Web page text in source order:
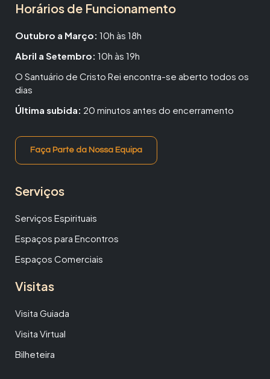
Horários de Funcionamento
Outubro a Março: 10h às 18h
Abril a Setembro: 10h às 19h
O Santuário de Cristo Rei encontra-se aberto todos os
dias
Última subida: 20 minutos antes do encerramento
Faça Parte da Nossa Equipa
Serviços
Serviços Espirituais
Espaços para Encontros
Espaços Comerciais
Visitas
Visita Guiada
Visita Virtual
Bilheteira